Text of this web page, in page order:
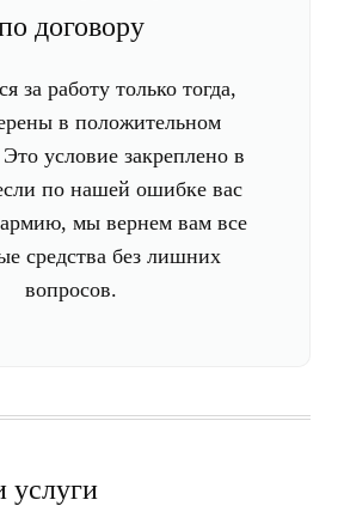
договору
за работу только тогда,
в положительном
Это условие закреплено в
по нашей ошибке вас
мы вернем вам все
средства без лишних
вопросов.